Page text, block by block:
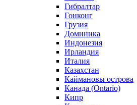
Гибралтар
Гонконг
Грузия
Доминика
Индонезия
Ирландия
Италия
Казахстан
Каймановы острова
Канада (Ontario)
Кипр